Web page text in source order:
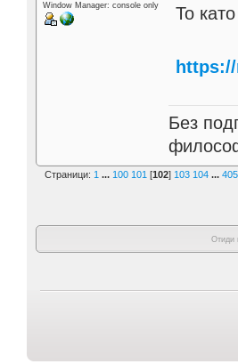
Window Manager: console only
То
Без
Страници: 1 ... 100 101 [102] 103 104 ... 405
Отиди